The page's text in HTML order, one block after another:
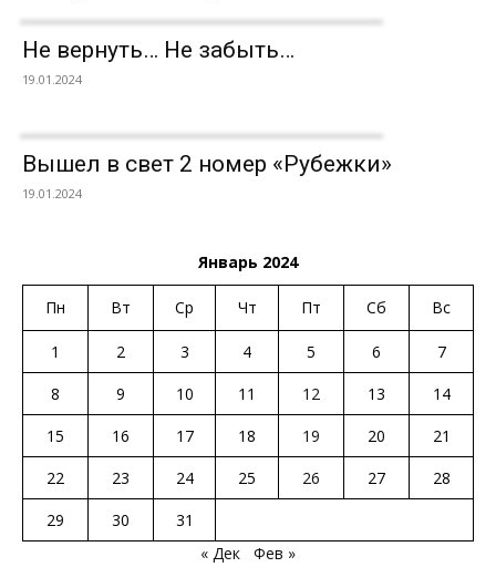
Не вернуть… Не забыть…
19.01.2024
Вышел в свет 2 номер «Рубежки»
19.01.2024
Январь 2024
Пн Вт Ср Чт Пт Сб Вс
1 2 3 4 5 6
7
8
9 10 11 12 13
14
15
16 17 18 19 20
21
22
23 24 25 26 27
28
29
30
31
« Дек
Фев »